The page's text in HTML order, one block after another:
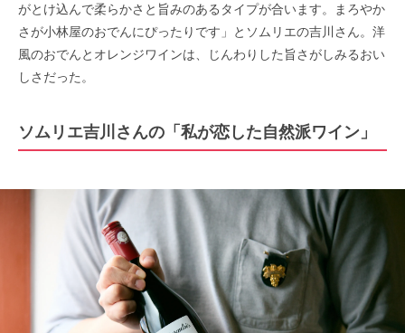
がとけ込んで柔らかさと旨みのあるタイプが合います。まろやか
さが小林屋のおでんにぴったりです」とソムリエの吉川さん。洋
風のおでんとオレンジワインは、じんわりした旨さがしみるおい
しさだった。
ソムリエ吉川さんの「私が恋した自然派ワイン」